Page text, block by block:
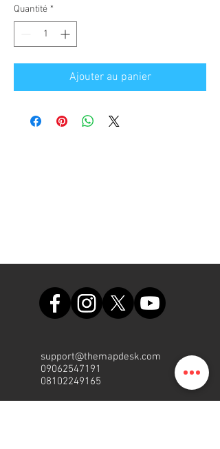
Quantité *
Ajouter au panier
support@themapdesk.com
09062547191
08102249165